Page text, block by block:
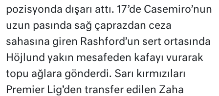
pozisyonda dışarı attı. 17’de Casemiro’nun
uzun pasında sağ çaprazdan ceza
sahasına giren Rashford’un sert ortasında
Höjlund yakın mesafeden kafayı vurarak
topu ağlara gönderdi. Sarı kırmızıları
Premier Lig’den transfer edilen Zaha